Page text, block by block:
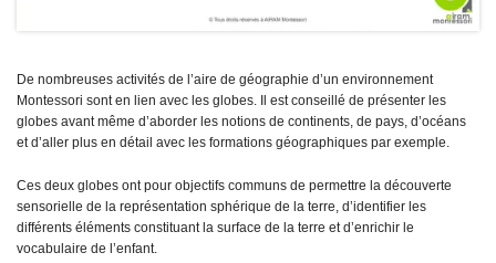
De nombreuses activités de l’aire de géographie d’un environnement
Montessori sont en lien avec les globes. Il est conseillé de présenter les
globes avant même d’aborder les notions de continents, de pays, d’océans
et d’aller plus en détail avec les formations géographiques par exemple.
Ces deux globes ont pour objectifs communs de permettre la découverte
sensorielle de la représentation sphérique de la terre, d’identifier les
différents éléments constituant la surface de la terre et d’enrichir le
vocabulaire de l’enfant.